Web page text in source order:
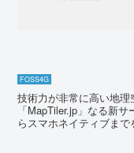
FOSS4G
技術力が非常に高い地
「MapTiler.jp」なる新サービ
らスマホネイティブま